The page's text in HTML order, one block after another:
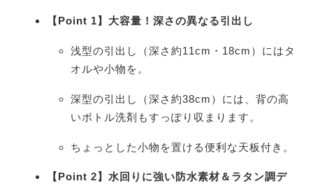
【Point 1】大容量！深さの異なる引出し
浅型の引出し（深さ約11cm・18cm）にはタ
オルや小物を。
深型の引出し（深さ約38cm）には、背の高
いボトル洗剤もすっぽり収まります。
ちょっとした小物を置ける便利な天板付き。
【Point 2】水回りに強い防水素材＆ラタン調デ